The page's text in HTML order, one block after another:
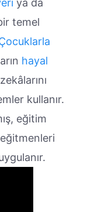
temel
hayal
kullanır.
eğitim